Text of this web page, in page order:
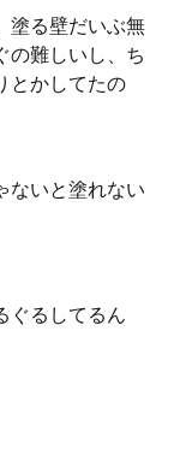
塗る壁だいぶ無
の難しいし、ち
とかしてたの
ないと塗れない
ぐるしてるん